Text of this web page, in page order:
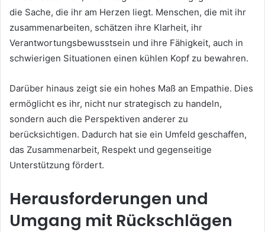
die Sache, die ihr am Herzen liegt. Menschen, die mit ihr
zusammenarbeiten, schätzen ihre Klarheit, ihr
Verantwortungsbewusstsein und ihre Fähigkeit, auch in
schwierigen Situationen einen kühlen Kopf zu bewahren.
Darüber hinaus zeigt sie ein hohes Maß an Empathie. Dies
ermöglicht es ihr, nicht nur strategisch zu handeln,
sondern auch die Perspektiven anderer zu
berücksichtigen. Dadurch hat sie ein Umfeld geschaffen,
das Zusammenarbeit, Respekt und gegenseitige
Unterstützung fördert.
Herausforderungen und
Umgang mit Rückschlägen